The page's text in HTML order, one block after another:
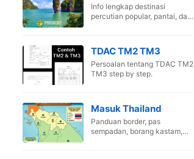
Info lengkap destinasi
percutian popular, pantai, dan
TDAC TM2 TM3
Persoalan tentang TDAC TM2
TM3 step by step.
Masuk Thailand
Panduan border, pas
sempadan, borang kastam,